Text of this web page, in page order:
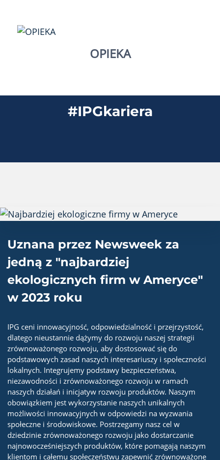
OPIEKA
#IPGkariera
Uznana przez Newsweek za
jedną z "najbardziej
ekologicznych firm w Ameryce"
w 2023 roku
IPG ceni innowacyjność, odpowiedzialność i przejrzystość,
dlatego nieustannie dążymy do rozwoju naszej strategii
zrównoważonego rozwoju, aby dostosować się do
podstawowych zasad naszych interesariuszy i społeczności
lokalnych. Integrujemy podstawy bezpieczeństwa,
niezawodności i zrównoważonego rozwoju w ramach
naszych działań i inicjatyw rozwoju produktów. Naszym
obowiązkiem jest wykorzystanie naszych unikalnych
możliwości innowacyjnych w odpowiedzi na wyzwania
społeczne i środowiskowe. Postrzegamy nasz cel w
dziedzinie zrównoważonego rozwoju jako dostarczanie
najnowocześniejszych produktów, które pomagają naszym
klientom i całemu społeczeństwu zapewnić zrównoważone